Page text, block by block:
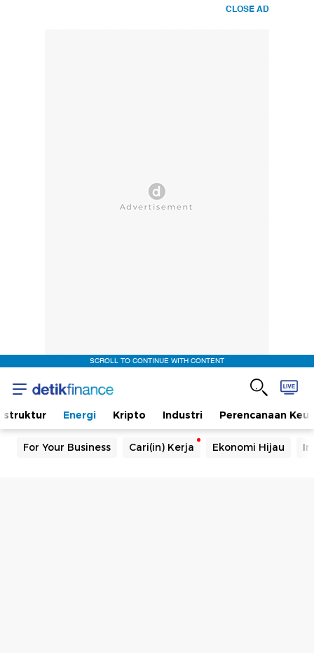
CLOSE AD
SCROLL TO CONTINUE WITH CONTENT
Energi Kripto Industri Perencanaan
For Your Business Cari(in) Kerja Ekonomi Hijau